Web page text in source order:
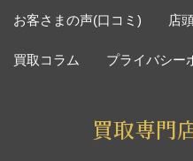
お客さまの声(口コミ) 店
買取コラム プライバシー
買取専門